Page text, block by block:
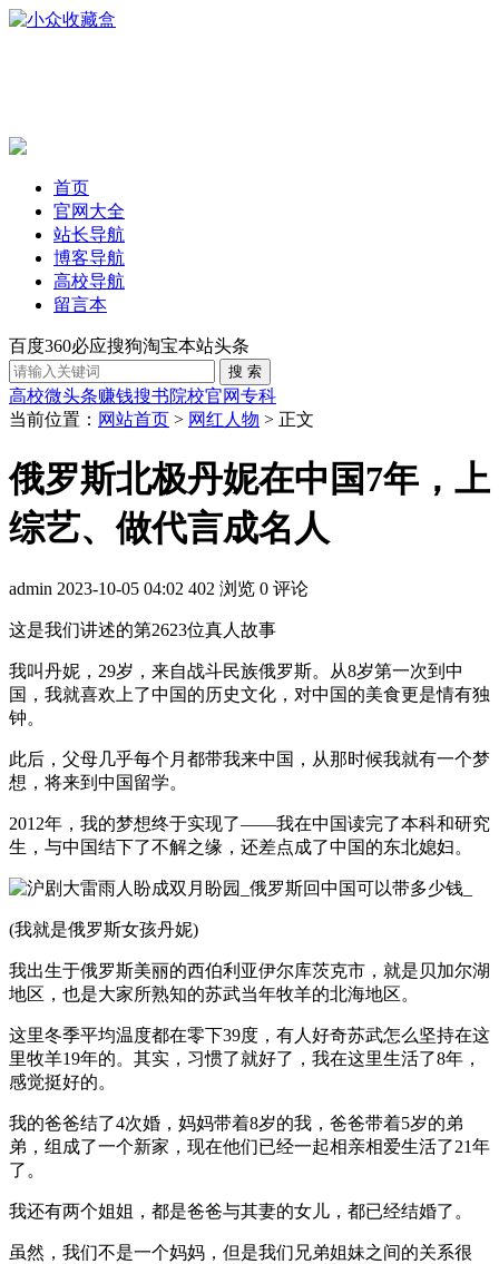
首页
官网大全
站长导航
博客导航
高校导航
留言本
百度360必应搜狗淘宝本站头条
高校微头条赚钱搜书院校官网专科
当前位置： 网站首页 > 网红人物 > 正文
俄罗斯北极丹妮在中国7年，上
综艺、做代言成名人
admin 2023-10-05 04:02 402 浏览 0 评论
这是我们讲述的第2623位真人故事
我叫丹妮，29岁，来自战斗民族俄罗斯。从8岁第一次到中
国，我就喜欢上了中国的历史文化，对中国的美食更是情有独
钟。
此后，父母几乎每个月都带我来中国，从那时候我就有一个梦
想，将来到中国留学。
2012年，我的梦想终于实现了——我在中国读完了本科和研究
生，与中国结下了不解之缘，还差点成了中国的东北媳妇。
(我就是俄罗斯女孩丹妮)
我出生于俄罗斯美丽的西伯利亚伊尔库茨克市，就是贝加尔湖
地区，也是大家所熟知的苏武当年牧羊的北海地区。
这里冬季平均温度都在零下39度，有人好奇苏武怎么坚持在这
里牧羊19年的。其实，习惯了就好了，我在这里生活了8年，
感觉挺好的。
我的爸爸结了4次婚，妈妈带着8岁的我，爸爸带着5岁的弟
弟，组成了一个新家，现在他们已经一起相亲相爱生活了21年
了。
我还有两个姐姐，都是爸爸与其妻的女儿，都已经结婚了。
虽然，我们不是一个妈妈，但是我们兄弟姐妹之间的关系很